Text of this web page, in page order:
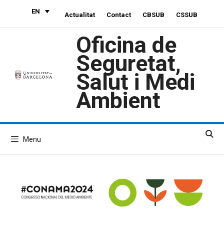
EN Actualitat Contact CBSUB CSSUB
Oficina de
Seguretat,
Salut i Medi
Ambient
Menu